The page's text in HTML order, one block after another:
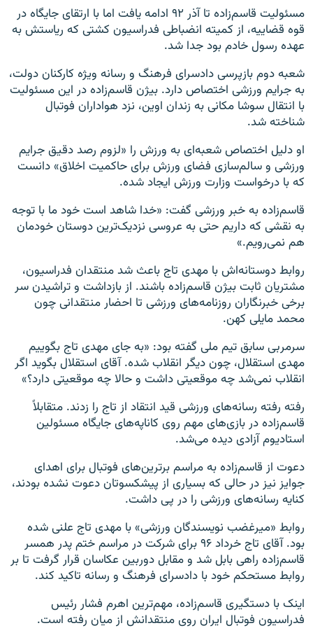
مسئولیت قاسم‌زاده تا آذر ۹۲ ادامه یافت اما با ارتقای جایگاه در
قوه قضاییه، از کمیته انضباطی فدراسیون کشتی که ریاستش به
عهده رسول خادم بود جدا شد.
شعبه دوم بازپرسی دادسرای فرهنگ و رسانه ویژه کارکنان دولت،
به جرایم ورزشی اختصاص دارد. بیژن قاسم‌زاده در این مسئولیت
با انتقال سوشا مکانی به زندان اوین، نزد هواداران فوتبال
شناخته شد.
او دلیل اختصاص شعبه‌ای به ورزش را «لزوم رصد دقیق جرایم
ورزشی و سالم‌سازی فضای ورزش برای حاکمیت اخلاق» دانست
که با درخواست وزارت ورزش ایجاد شده.
قاسم‌زاده به خبر ورزشی گفت: «خدا شاهد است خود ما با توجه
به نقشی كه داريم حتی به عروسی نزديک‌ترين دوستان خودمان
هم نمی‌رویم.»
روابط دوستانه‌اش با مهدی تاج باعث شد منتقدان فدراسیون،
مشتریان ثابت بیژن قاسم‌زاده باشند. از بازداشت و تراشیدن سر
برخی خبرنگاران روزنامه‌های ورزشی تا احضار منتقدانی چون
محمد مایلی کهن.
سرمربی سابق تیم ملی گفته بود: «به جای مهدی تاج بگوییم
مهدی استقلال، چون دیگر انقلاب شده. آقای استقلال بگوید اگر
انقلاب نمی‌شد چه موقعیتی داشت و حالا چه موقعیتی دارد؟»
رفته رفته رسانه‌های ورزشی قید انتقاد از تاج را زدند. متقابلاً
قاسم‌زاده در بازی‌های مهم روی کاناپه‌های جایگاه مسئولین
استادیوم آزادی دیده می‌شد.
دعوت از قاسم‌زاده به مراسم برترین‌های فوتبال برای اهدای
جوایز نیز در حالی که بسیاری از پیشکسوتان دعوت نشده بودند،
کنایه رسانه‌های ورزشی را در پی داشت.
روابط «میرغضب نویسندگان ورزشی» با مهدی تاج علنی شده
بود. آقای تاج خرداد ۹۶ برای شرکت در مراسم ختم پدر همسر
قاسم‌زاده راهی بابل شد و مقابل دوربین عکاسان قرار گرفت تا بر
روابط مستحکم خود با دادسرای فرهنگ و رسانه تاکید کند.
اینک با دستگیری قاسم‌زاده، مهم‌ترین اهرم فشار رئیس
فدراسیون فوتبال ایران روی منتقدانش از میان رفته است.